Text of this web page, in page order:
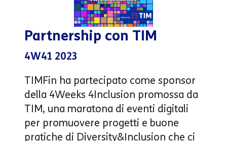
Partnership con TIM
4W41 2023
TIMFin ha partecipato come sponsor
della 4Weeks 4Inclusion promossa da
TIM, una maratona di eventi digitali
per promuovere progetti e buone
pratiche di Diversity&Inclusion che ci